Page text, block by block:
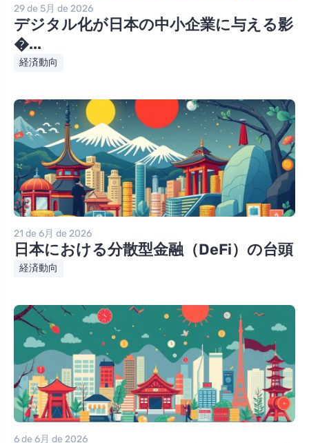
29 de 5月 de 2026
デジタル化が日本の中小企業に与える影
�...
経済動向
21 de 6月 de 2026
日本における分散型金融（DeFi）の台頭
経済動向
6 de 6月 de 2026